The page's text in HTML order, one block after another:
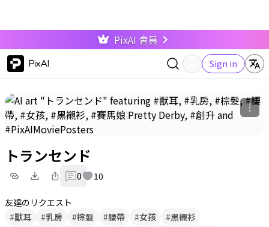
PixAI 會員
PixAI Sign in
トランセンド
0 10
友達のリクエスト
#獸耳 #乳房 #棕髮 #腰帶 #女孩 #黑襯衫